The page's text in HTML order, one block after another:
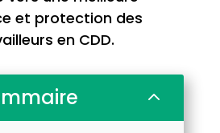
et protection des
en CDD.
2